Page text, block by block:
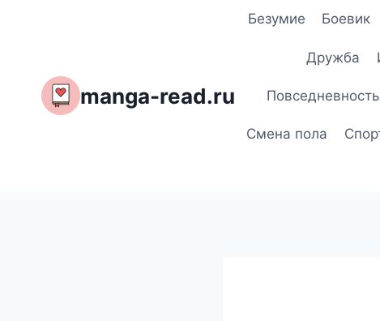
manga-read.ru
Безумие Боевик
Дружба
Повседневность
Смена пола